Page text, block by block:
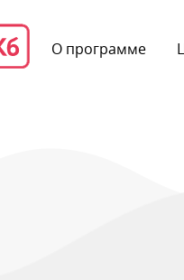
О программе